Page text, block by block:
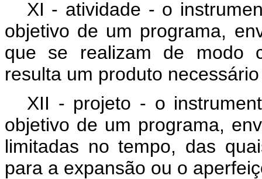
XI - atividade - o
objetivo de um programa,
que se realizam de modo
resulta um produto
XII - projeto - o
objetivo de um programa,
limitadas no tempo, das
para a expansão ou o